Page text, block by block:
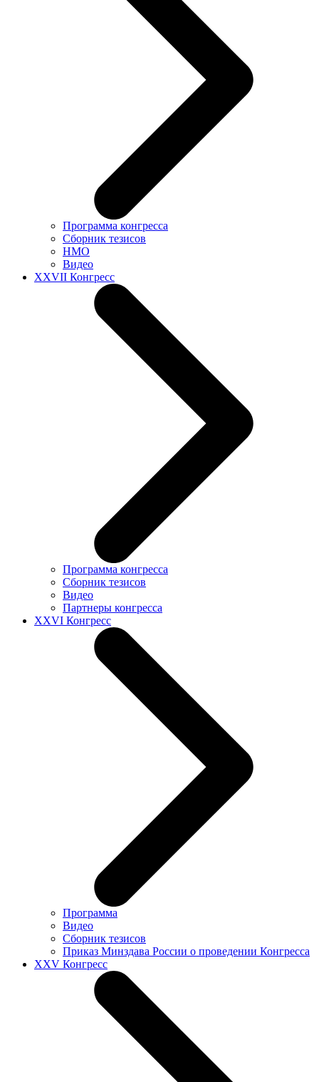
Программа конгресса
Сборник тезисов
НМО
Видео
XXVII Конгресс
Программа конгресса
Сборник тезисов
Видео
Партнеры конгресса
XXVI Конгресс
Программа
Видео
Сборник тезисов
Приказ Минздава России о проведении Конгресса
XXV Конгресс